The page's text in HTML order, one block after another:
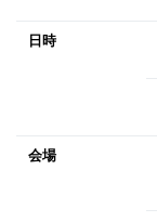
日時
会場